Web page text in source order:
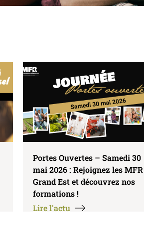
Portes Ouvertes – Samedi 30
mai 2026 : Rejoignez les
Grand Est et découvrez nos
formations !
Lire l'actu